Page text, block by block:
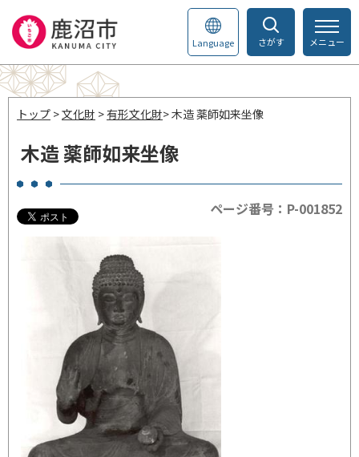
さがす
Language メニュー
トップ >文化財 >有形文化財> 木造 薬師如来坐像
木造 薬師如来坐像
ページ番号：P-001852